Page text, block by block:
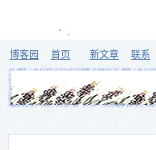
博客园 首页 新文章 联系